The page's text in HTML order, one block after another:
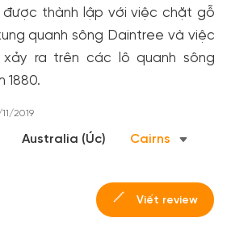
được thành lập với việc chặt gỗ
quanh sông Daintree và việc
ra trên các lô quanh sông
1880.
2019
Australia (Úc) Cairns
Viết review
nhanh - nhận nhiều ưu
đãi!
thể nhận ngay các ưu đãihấp dẫn
từ các đối tác của Gody.vn dành